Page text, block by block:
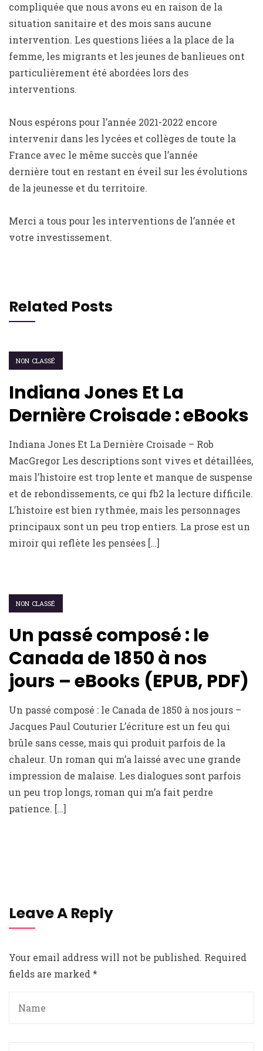
compliquée que nous avons eu en raison de la
situation sanitaire et des mois sans aucune
intervention. Les questions liées a la place de la
femme, les migrants et les jeunes de banlieues ont
particulièrement été abordées lors des
interventions.
Nous espérons pour l’année 2021-2022 encore
intervenir dans les lycées et collèges de toute la
France avec le même succès que l’année
dernière tout en restant en éveil sur les évolutions
de la jeunesse et du territoire.
Merci a tous pour les interventions de l’année et
votre investissement.
Related Posts
NON CLASSÉ
Indiana Jones Et La
Dernière Croisade : eBooks
Indiana Jones Et La Dernière Croisade – Rob
MacGregor Les descriptions sont vives et détaillées,
mais l’histoire est trop lente et manque de suspense
et de rebondissements, ce qui fb2 la lecture difficile.
L’histoire est bien rythmée, mais les personnages
principaux sont un peu trop entiers. La prose est un
miroir qui reflète les pensées […]
NON CLASSÉ
Un passé composé : le
Canada de 1850 à nos
jours – eBooks (EPUB, PDF)
Un passé composé : le Canada de 1850 à nos jours –
Jacques Paul Couturier L’écriture est un feu qui
brûle sans cesse, mais qui produit parfois de la
chaleur. Un roman qui m’a laissé avec une grande
impression de malaise. Les dialogues sont parfois
un peu trop longs, roman qui m’a fait perdre
patience. […]
Leave A Reply
Your email address will not be published. Required
fields are marked *